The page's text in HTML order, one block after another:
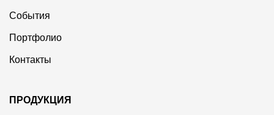
События
Портфолио
Контакты
ПРОДУКЦИЯ